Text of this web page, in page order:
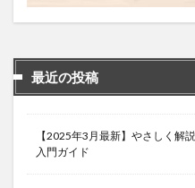
最近の投稿
【2025年3月最新】やさしく解
入門ガイド